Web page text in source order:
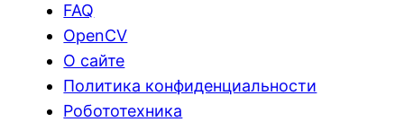
FAQ
OpenCV
О сайте
Политика конфиденциальности
Робототехника